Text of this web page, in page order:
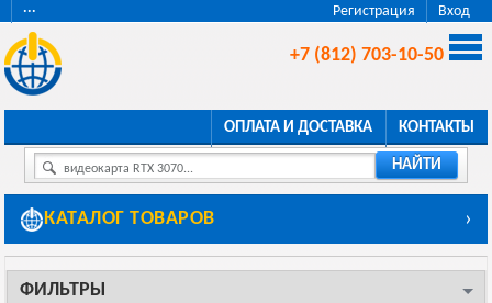
Регистрация Вход
···
+7 (812) 703-10-50
ОПЛАТА И ДОСТАВКА КОНТАКТЫ
видеокарта RTX 3070... НАЙТИ
КАТАЛОГ ТОВАРОВ ›
ФИЛЬТРЫ